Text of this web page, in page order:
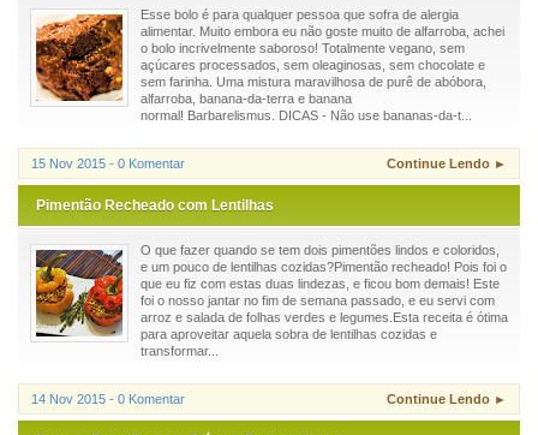
Esse bolo é para qualquer pessoa que sofra de alergia
alimentar. Muito embora eu não goste muito de alfarroba, achei
o bolo incrivelmente saboroso! Totalmente vegano, sem
açúcares processados, sem oleaginosas, sem chocolate e
sem farinha. Uma mistura maravilhosa de purê de abóbora,
alfarroba, banana-da-terra e banana
normal! Barbarelismus. DICAS - Não use bananas-da-t...
15 Nov 2015 - 0 Komentar Continue Lendo ►
Pimentão Recheado com Lentilhas
O que fazer quando se tem dois pimentões lindos e coloridos,
e um pouco de lentilhas cozidas?Pimentão recheado! Pois foi o
que eu fiz com estas duas lindezas, e ficou bom demais! Este
foi o nosso jantar no fim de semana passado, e eu servi com
arroz e salada de folhas verdes e legumes.Esta receita é ótima
para aproveitar aquela sobra de lentilhas cozidas e
transformar...
14 Nov 2015 - 0 Komentar Continue Lendo ►